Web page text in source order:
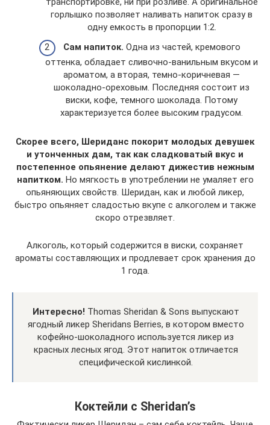
горлышко позволяет наливать напиток сразу в
одну емкость в пропорции 1:2.
Сам напиток. Одна из частей, кремового
оттенка, обладает сливочно-ванильным вкусом и
ароматом, а вторая, темно-коричневая —
шоколадно-ореховым. Последняя состоит из
виски, кофе, темного шоколада. Потому
характеризуется более высоким градусом.
Скорее всего, Шериданс покорит молодых девушек
и утонченных дам, так как сладковатый вкус и
постепенное опьянение делают дижестив нежным
напитком. Но мягкость в употреблении не умаляет его
опьяняющих свойств. Шеридан, как и любой ликер,
быстро опьяняет сладостью вкупе с алкоголем и также
скоро отрезвляет.
Алкоголь, который содержится в виски, сохраняет
ароматы составляющих и продлевает срок хранения до
1 года.
Интересно! Thomas Sheridan & Sons выпускают
ягодный ликер Sheridans Berries, в котором вместо
кофейно-шоколадного используется ликер из
красных лесных ягод. Этот напиток отличается
специфической кислинкой.
Коктейли с Sheridan’s